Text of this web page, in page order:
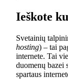
Ieškote
Svetainių
hosting) – tai
internete. Tai
duomenų bazei
spartaus